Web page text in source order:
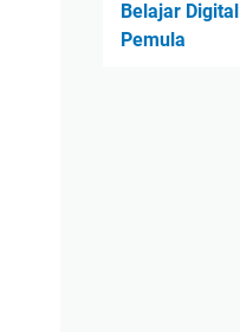
Belajar
Pemula